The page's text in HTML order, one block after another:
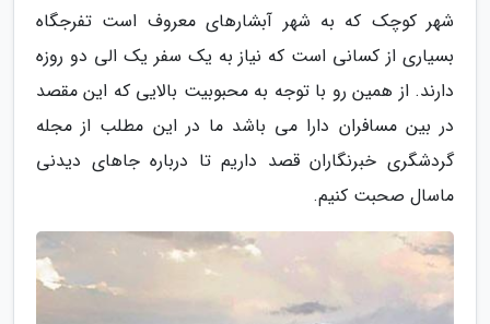
شهر کوچک که به شهر آبشارهای معروف است تفرجگاه
بسیاری از کسانی است که نیاز به یک سفر یک الی دو روزه
دارند. از همین رو با توجه به محبوبیت بالایی که این مقصد
در بین مسافران دارا می باشد ما در این مطلب از مجله
گردشگری خبرنگاران قصد داریم تا درباره جاهای دیدنی
ماسال صحبت کنیم.